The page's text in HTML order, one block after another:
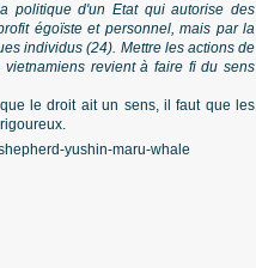
politique d'un Etat qui autorise des
égoïste et personnel, mais par la
individus (24). Mettre les actions de
revient à faire fi du sens
le droit ait un sens, il faut que les